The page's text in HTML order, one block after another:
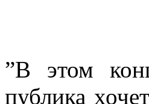
”В этом
публика